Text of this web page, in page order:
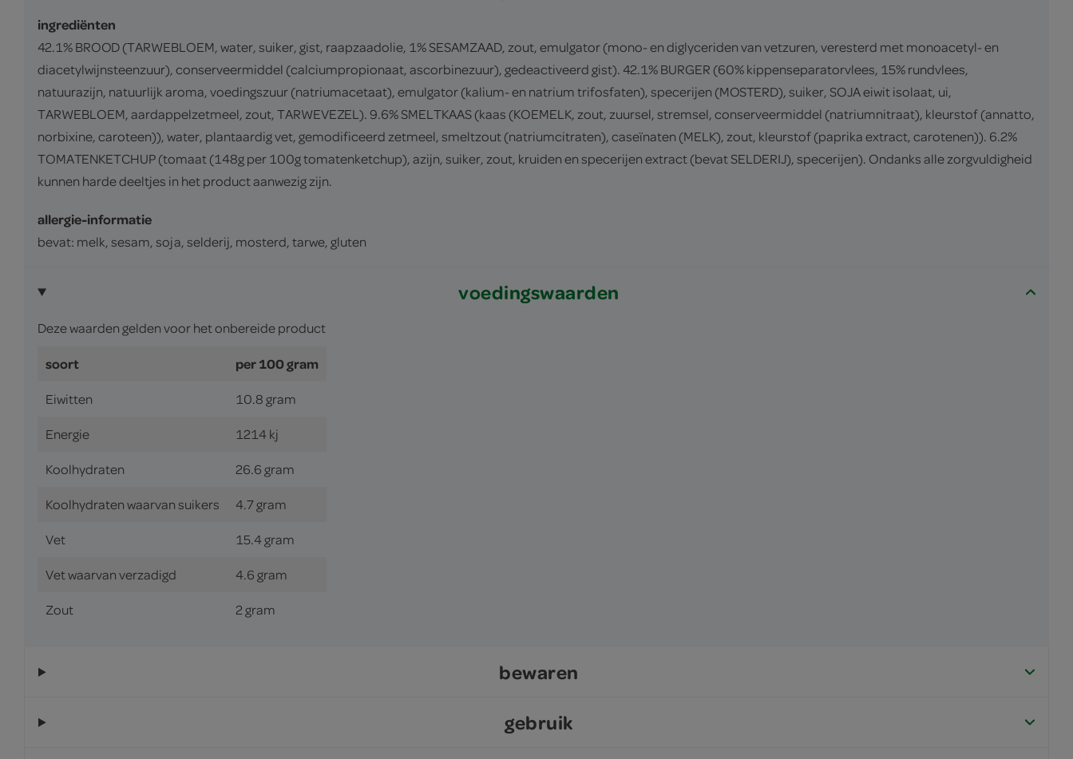
ingrediënten
42.1% BROOD (TARWEBLOEM, water, suiker, gist, raapzaadolie, 1% SESAMZAAD, zout, emulgator (mono- en diglyceriden van vetzuren, veresterd met monoacetyl- en
diacetylwijnsteenzuur), conserveermiddel (calciumpropionaat, ascorbinezuur), gedeactiveerd gist). 42.1% BURGER (60% kippenseparatorvlees, 15% rundvlees,
natuurazijn, natuurlijk aroma, voedingszuur (natriumacetaat), emulgator (kalium- en natrium trifosfaten), specerijen (MOSTERD), suiker, SOJA eiwit isolaat, ui,
TARWEBLOEM, aardappelzetmeel, zout, TARWEVEZEL). 9.6% SMELTKAAS (kaas (KOEMELK, zout, zuursel, stremsel, conserveermiddel (natriumnitraat), kleurstof (annatto,
norbixine, caroteen)), water, plantaardig vet, gemodificeerd zetmeel, smeltzout (natriumcitraten), caseïnaten (MELK), zout, kleurstof (paprika extract, carotenen)). 6.2%
TOMATENKETCHUP (tomaat (148g per 100g tomatenketchup), azijn, suiker, zout, kruiden en specerijen extract (bevat SELDERIJ), specerijen). Ondanks alle zorgvuldigheid
kunnen harde deeltjes in het product aanwezig zijn.
allergie-informatie
bevat: melk, sesam, soja, selderij, mosterd, tarwe, gluten
voedingswaarden
Deze waarden gelden voor het onbereide product
soort per 100 gram
Eiwitten 10.8 gram
Energie 1214 kj
Koolhydraten 26.6 gram
Koolhydraten waarvan suikers 4.7 gram
Vet 15.4 gram
Vet waarvan verzadigd 4.6 gram
Zout 2 gram
bewaren
gebruik